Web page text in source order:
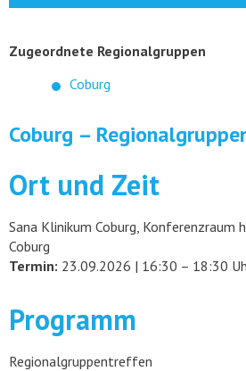
Zugeordnete Regionalgruppen
Coburg
Coburg –
Ort und Zeit
Sana Klinikum Coburg, Konferenzraum
Coburg
Termin: 23.09.2026 | 16:30 – 18:30
Programm
Regionalgruppentreffen